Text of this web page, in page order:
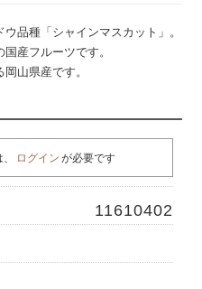
品種「シャインマスカット」。
産フルーツです。
山県産です。
ログイン が必要です
11610402